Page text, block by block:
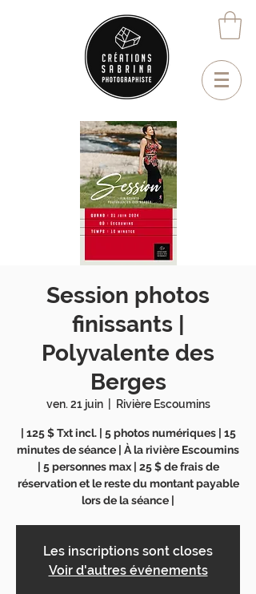
Session photos
finissants |
Polyvalente des
Berges
ven. 21 juin
  |
Rivière Escoumins
| 125 $ Txt incl. | 5 photos numériques | 15
minutes de séance | À la rivière Escoumins
| 5 personnes max | 25 $ de frais de
réservation et le reste du montant payable
lors de la séance |
Les inscriptions sont closes
Voir d'autres événements